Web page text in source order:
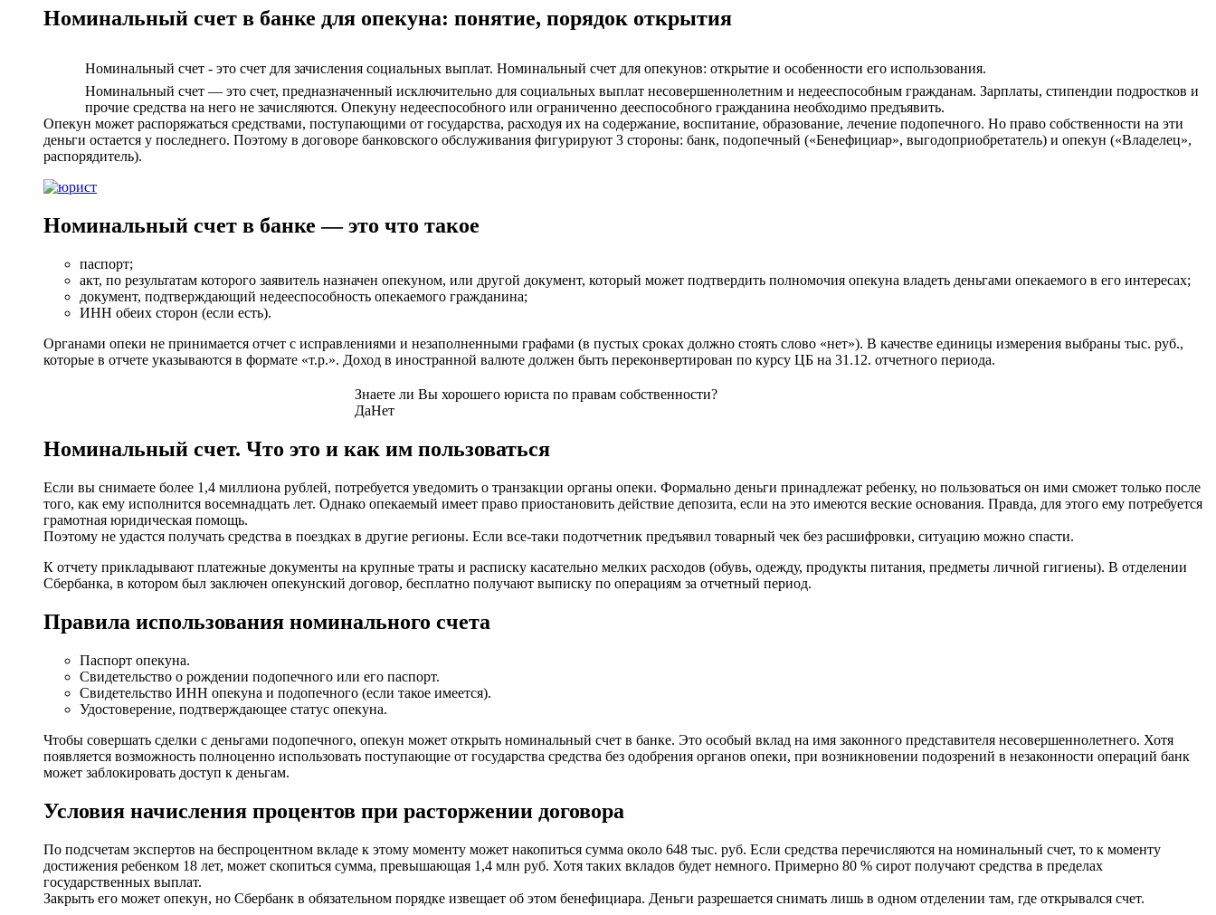
Номинальный счет в банке для опекуна: понятие, порядок открытия
Номинальный счет - это счет для зачисления социальных выплат. Номинальный счет для опекунов: открытие и особенности его использования.
Номинальный счет — это счет, предназначенный исключительно для социальных выплат несовершеннолетним и недееспособным гражданам. Зарплаты, стипендии подростков и
прочие средства на него не зачисляются. Опекуну недееспособного или ограниченно дееспособного гражданина необходимо предъявить.
Опекун может распоряжаться средствами, поступающими от государства, расходуя их на содержание, воспитание, образование, лечение подопечного. Но право собственности на эти
деньги остается у последнего. Поэтому в договоре банковского обслуживания фигурируют 3 стороны: банк, подопечный («Бенефициар», выгодоприобретатель) и опекун («Владелец»,
распорядитель).
Номинальный счет в банке — это что такое
паспорт;
акт, по результатам которого заявитель назначен опекуном, или другой документ, который может подтвердить полномочия опекуна владеть деньгами опекаемого в его интересах;
документ, подтверждающий недееспособность опекаемого гражданина;
ИНН обеих сторон (если есть).
Органами опеки не принимается отчет с исправлениями и незаполненными графами (в пустых сроках должно стоять слово «нет»). В качестве единицы измерения выбраны тыс. руб.,
которые в отчете указываются в формате «т.р.». Доход в иностранной валюте должен быть переконвертирован по курсу ЦБ на 31.12. отчетного периода.
Знаете ли Вы хорошего юриста по правам собственности?
ДаНет
Номинальный счет. Что это и как им пользоваться
Если вы снимаете более 1,4 миллиона рублей, потребуется уведомить о транзакции органы опеки. Формально деньги принадлежат ребенку, но пользоваться он ими сможет только после
того, как ему исполнится восемнадцать лет. Однако опекаемый имеет право приостановить действие депозита, если на это имеются веские основания. Правда, для этого ему потребуется
грамотная юридическая помощь.
Поэтому не удастся получать средства в поездках в другие регионы. Если все-таки подотчетник предъявил товарный чек без расшифровки, ситуацию можно спасти.
К отчету прикладывают платежные документы на крупные траты и расписку касательно мелких расходов (обувь, одежду, продукты питания, предметы личной гигиены). В отделении
Сбербанка, в котором был заключен опекунский договор, бесплатно получают выписку по операциям за отчетный период.
Правила использования номинального счета
Паспорт опекуна.
Свидетельство о рождении подопечного или его паспорт.
Свидетельство ИНН опекуна и подопечного (если такое имеется).
Удостоверение, подтверждающее статус опекуна.
Чтобы совершать сделки с деньгами подопечного, опекун может открыть номинальный счет в банке. Это особый вклад на имя законного представителя несовершеннолетнего. Хотя
появляется возможность полноценно использовать поступающие от государства средства без одобрения органов опеки, при возникновении подозрений в незаконности операций банк
может заблокировать доступ к деньгам.
Условия начисления процентов при расторжении договора
По подсчетам экспертов на беспроцентном вкладе к этому моменту может накопиться сумма около 648 тыс. руб. Если средства перечисляются на номинальный счет, то к моменту
достижения ребенком 18 лет, может скопиться сумма, превышающая 1,4 млн руб. Хотя таких вкладов будет немного. Примерно 80 % сирот получают средства в пределах
государственных выплат.
Закрыть его может опекун, но Сбербанк в обязательном порядке извещает об этом бенефициара. Деньги разрешается снимать лишь в одном отделении там, где открывался счет.